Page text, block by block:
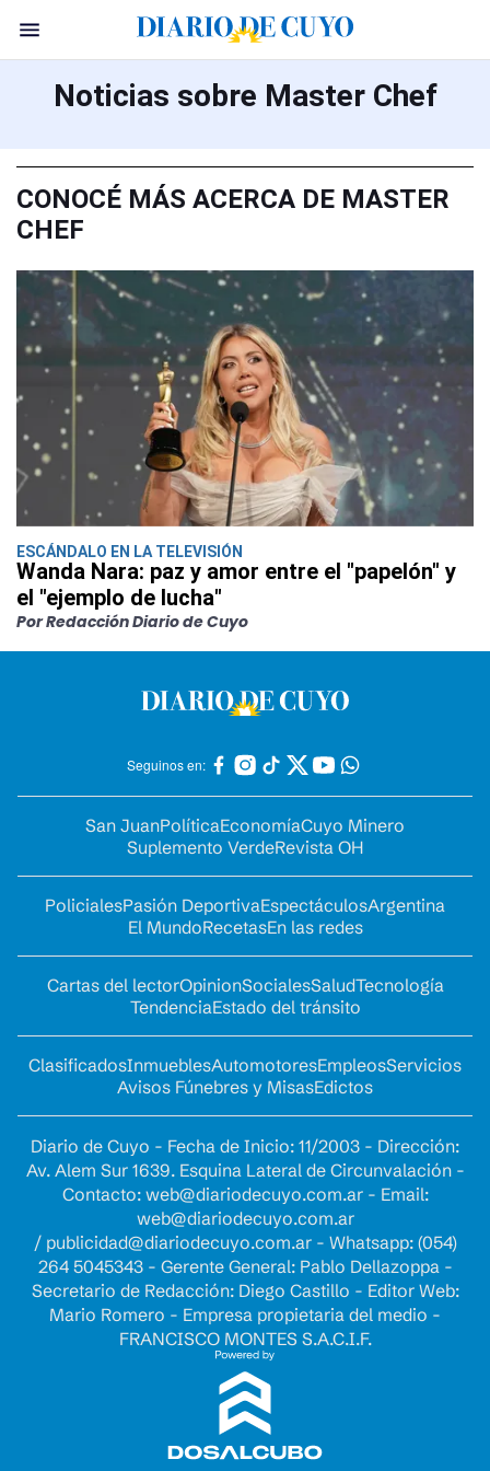
Noticias sobre Master Chef
CONOCÉ MÁS ACERCA DE MASTER
CHEF
ESCÁNDALO EN LA TELEVISIÓN
Wanda Nara: paz y amor entre el "papelón" y
el "ejemplo de lucha"
Por Redacción Diario de Cuyo
Seguinos en:
San JuanPolíticaEconomíaCuyo Minero
Suplemento VerdeRevista OH
PolicialesPasión DeportivaEspectáculosArgentina
El MundoRecetasEn las redes
Cartas del lectorOpinionSocialesSaludTecnología
TendenciaEstado del tránsito
ClasificadosInmueblesAutomotoresEmpleosServicios
Avisos Fúnebres y MisasEdictos
Diario de Cuyo - Fecha de Inicio: 11/2003 - Dirección:
Av. Alem Sur 1639. Esquina Lateral de Circunvalación -
Contacto: web@diariodecuyo.com.ar- Email:
web@diariodecuyo.com.ar
/ publicidad@diariodecuyo.com.ar- Whatsapp: (054)
264 5045343 - Gerente General: Pablo Dellazoppa -
Secretario de Redacción: Diego Castillo - Editor Web:
Mario Romero - Empresa propietaria del medio -
FRANCISCO MONTES S.A.C.I.F.